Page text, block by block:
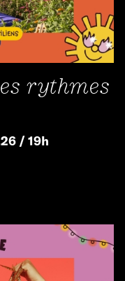
rythmes
/ 19h